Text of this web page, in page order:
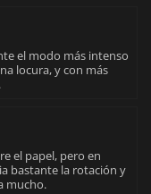
el modo más intenso
locura, y con más
el papel, pero en
bastante la rotación y
mucho.